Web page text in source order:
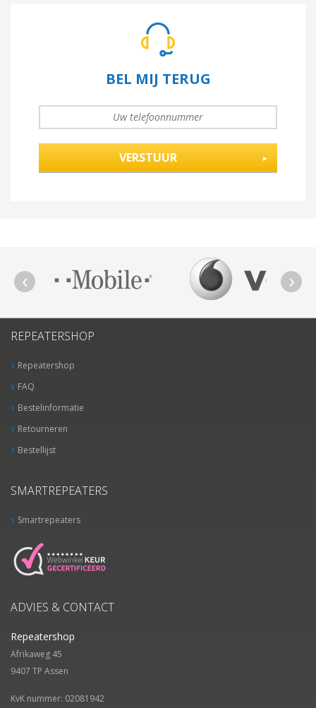
BEL MIJ TERUG
UW TELEFOONNUMMER*
REPEATERSHOP
Repeatershop
FAQ
Bestelinformatie
Retourneren
Bestellijst
SMARTREPEATERS
Smartrepeaters
ADVIES & CONTACT
Repeatershop
Afrikaweg 45
9407 TP Assen
KvK nummer: 02081942